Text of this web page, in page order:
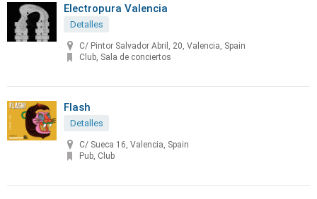
Electropura Valencia
Detalles
C/ Pintor Salvador Abril, 20, Valencia, Spain
Club, Sala de conciertos
Flash
Detalles
C/ Sueca 16, Valencia, Spain
Pub, Club